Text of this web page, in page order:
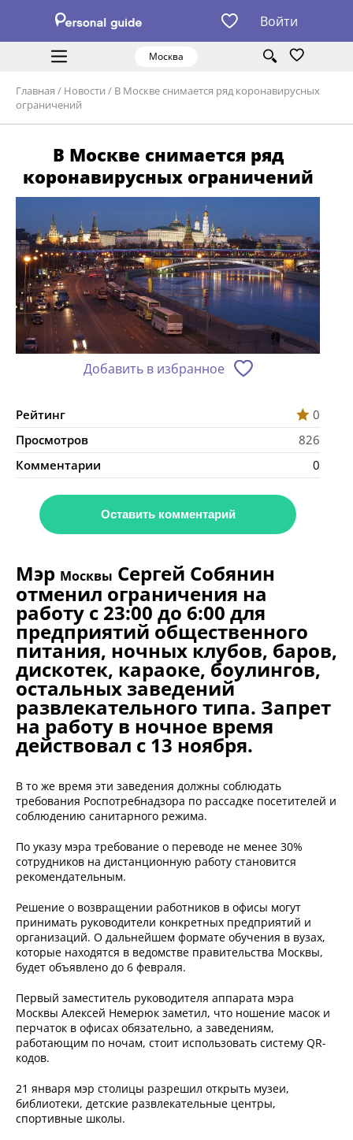
Войти
Москва
Главная / Новости / В Москве снимается ряд коронавирусных
ограничений
В Москве снимается ряд
коронавирусных ограничений
Добавить в избранное
Рейтинг
0
Просмотров
826
Комментарии
0
Оставить комментарий
Мэр Москвы Сергей Собянин
отменил ограничения на
работу с 23:00 до 6:00 для
предприятий общественного
питания, ночных клубов, баров,
дискотек, караоке, боулингов,
остальных заведений
развлекательного типа. Запрет
на работу в ночное время
действовал с 13 ноября.
В то же время эти заведения должны соблюдать
требования Роспотребнадзора по рассадке посетителей и
соблюдению санитарного режима.
По указу мэра требование о переводе не менее 30%
сотрудников на дистанционную работу становится
рекомендательным.
Решение о возвращении работников в офисы могут
принимать руководители конкретных предприятий и
организаций. О дальнейшем формате обучения в вузах,
которые находятся в ведомстве правительства Москвы,
будет объявлено до 6 февраля.
Первый заместитель руководителя аппарата мэра
Москвы Алексей Немерюк заметил, что ношение масок и
перчаток в офисах обязательно, а заведениям,
работающим по ночам, стоит использовать систему QR-
кодов.
21 января мэр столицы разрешил открыть музеи,
библиотеки, детские развлекательные центры,
спортивные школы.